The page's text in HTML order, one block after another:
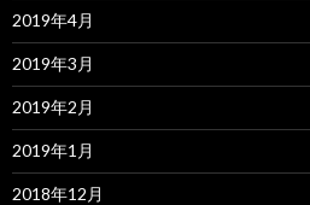
2019年4月
2019年3月
2019年2月
2019年1月
2018年12月